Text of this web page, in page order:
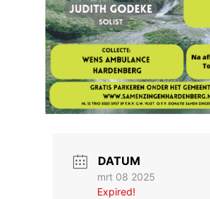
DATUM
mrt 08 2025
Expired!